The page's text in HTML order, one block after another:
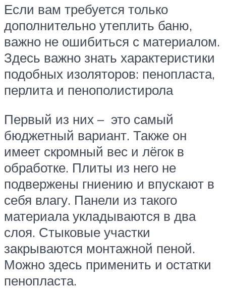
Если вам требуется только
дополнительно утеплить баню,
важно не ошибиться с материалом.
Здесь важно знать характеристики
подобных изоляторов: пенопласта,
перлита и пенополистирола
Первый из них – это самый
бюджетный вариант. Также он
имеет скромный вес и лёгок в
обработке. Плиты из него не
подвержены гниению и впускают в
себя влагу. Панели из такого
материала укладываются в два
слоя. Стыковые участки
закрываются монтажной пеной.
Можно здесь применить и остатки
пенопласта.